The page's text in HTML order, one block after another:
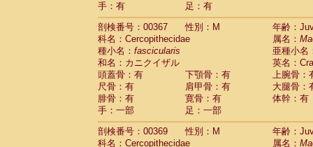
手：有
足：有
剖検番号：00367
性別：M
年齢：
科名：Cercopithecidae
属名：
種小名： fascicularis
亜種小名
和名：カニクイザル
英名：
頭蓋骨：有
下顎骨：有
上腕骨：
尺骨：有
肩甲骨：有
大腿骨：
腓骨：有
寛骨：有
体幹：有
手：一部
足：一部
剖検番号：00369
性別：M
年齢：
科名：Cercopithecidae
属名：